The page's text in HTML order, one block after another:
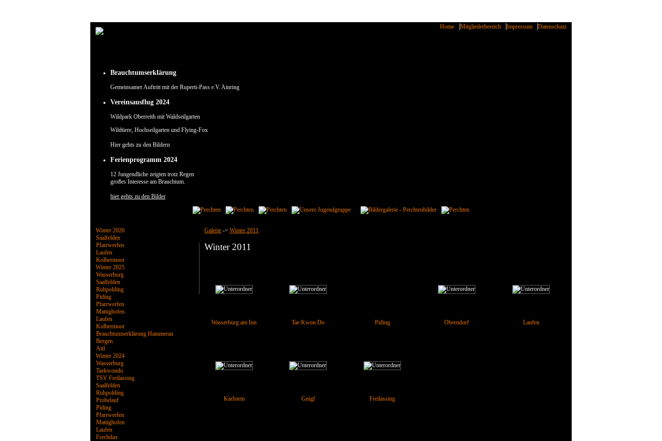
Home
Mitgliederbereich Impressum Datenschutz
Brauchtumserklärung
Gemeinsamer Auftritt mit der Ruperti-Pass e.V. Ainring
Vereinsausflug 2024
Wildpark Oberreith mit Waldseilgarten
Wildtiere, Hochseilgarten und Flying-Fox
Hier gehts zu den Bildern
Ferienprogramm 2024
12 Jungendliche zeigten trotz Regen
großes Interesse am Brauchtum.
hier gehts zu den Bilder
Winter 2026
Saalfelden
Pfarrwerfen
Laufen
Kolbermoor
Winter 2025
Wasserburg
Saalfelden
Ruhpolding
Piding
Pfarrwerfen
Mattighofen
Laufen
Kolbermoor
Brauchtumserklärung Hammerau
Bergen
Attl
Winter 2024
Wasserburg
Taekwondo
TSV Freilassing
Saalfelden
Ruhpolding
Probelauf
Piding
Pfarrwerfen
Mattighofen
Laufen
Frechdax
Galerie -> Winter 2011
Winter 2011
Wasserburg am Inn Tae Kwon Do Piding Oberndorf Laufen
Karlstein Gnigl Freilassing